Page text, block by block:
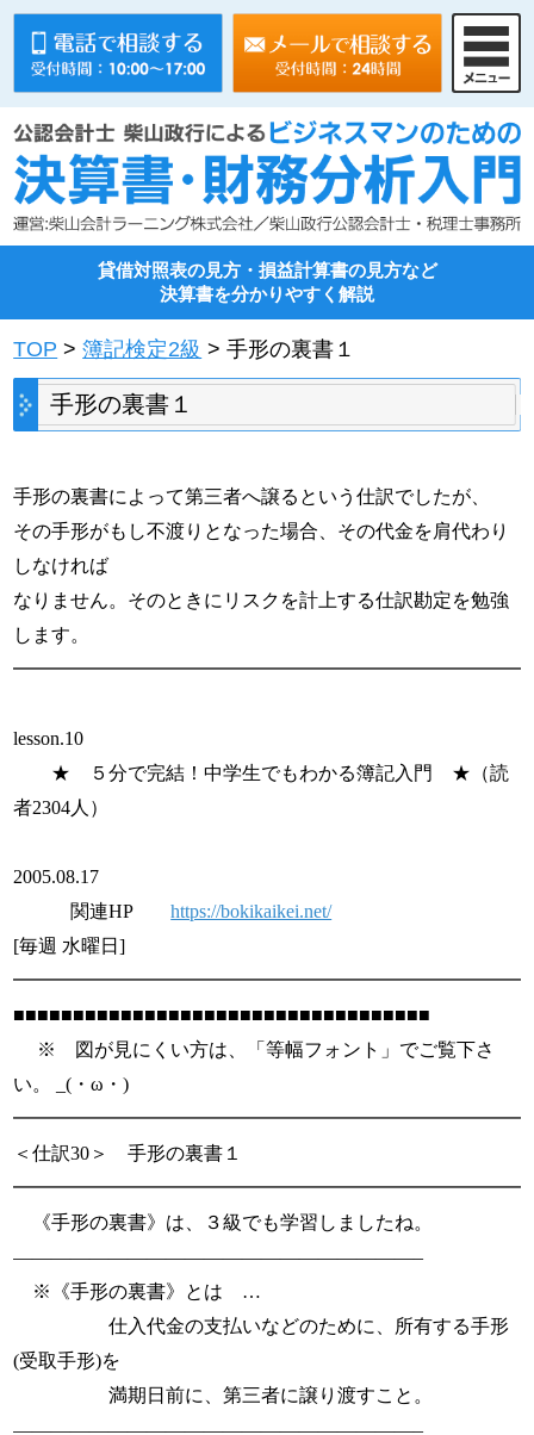
貸借対照表の見方・損益計算書の見方など
決算書を分かりやすく解説
TOP >簿記検定2級 > 手形の裏書１
手形の裏書１
手形の裏書によって第三者へ譲るという仕訳でしたが、
その手形がもし不渡りとなった場合、その代金を肩代わり
しなければ
なりません。そのときにリスクを計上する仕訳勘定を勉強
します。
lesson.10
★ ５分で完結！中学生でもわかる簿記入門 ★（読
者2304人）
2005.08.17
関連HPhttps://bokikaikei.net/
[毎週 水曜日]
■■■■■■■■■■■■■■■■■■■■■■■■■■■■■■■■■■■
※ 図が見にくい方は、「等幅フォント」でご覧下さ
い。 _(・ω・)
＜仕訳30＞ 手形の裏書１
《手形の裏書》は、３級でも学習しましたね。
—————————————————————–
※《手形の裏書》とは …
仕入代金の支払いなどのために、所有する手形
(受取手形)を
満期日前に、第三者に譲り渡すこと。
—————————————————————–